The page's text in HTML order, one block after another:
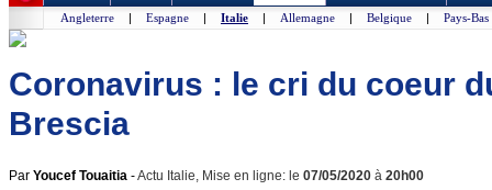
Angleterre | Espagne | Italie | Allemagne | Belgique | Pays-Bas
Coronavirus : le cri du coeur
Brescia
Par Youcef Touaitia -Actu Italie, Mise en ligne: le 07/05/2020 à 20h00